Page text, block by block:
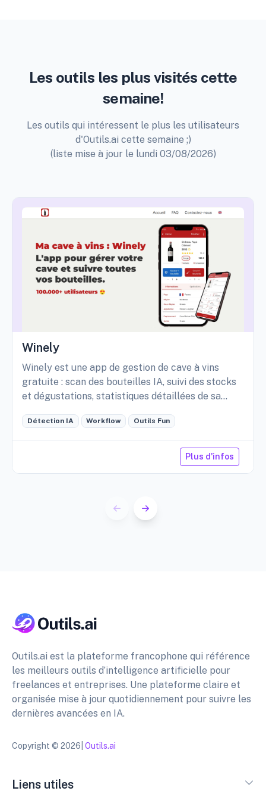
Les outils les plus visités cette
semaine!
Les outils qui intéressent le plus les utilisateurs
d'Outils.ai cette semaine ;)
(liste mise à jour le lundi 03/08/2026)
Winely
Winely est une app de gestion de cave à vins
gratuite : scan des bouteilles IA, suivi des stocks
et dégustations, statistiques détaillées de sa
Détection IA Workflow Outils Fun
Plus d'infos
Outils.ai est la plateforme francophone qui référence
les meilleurs outils d’intelligence artificielle pour
freelances et entreprises. Une plateforme claire et
organisée mise à jour quotidiennement pour suivre les
dernières avancées en IA.
Copyright © 2026| Outils.ai
Liens utiles